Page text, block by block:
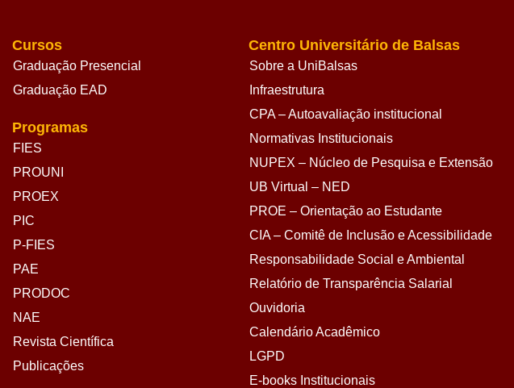
Cursos
Graduação Presencial
Graduação EAD
Programas
FIES
PROUNI
PROEX
PIC
P-FIES
PAE
PRODOC
NAE
Revista Científica
Publicações
Centro Universitário de Balsas
Sobre a UniBalsas
Infraestrutura
CPA – Autoavaliação institucional
Normativas Institucionais
NUPEX – Núcleo de Pesquisa e Extensão
UB Virtual – NED
PROE – Orientação ao Estudante
CIA – Comitê de Inclusão e Acessibilidade
Responsabilidade Social e Ambiental
Relatório de Transparência Salarial
Ouvidoria
Calendário Acadêmico
LGPD
E-books Institucionais